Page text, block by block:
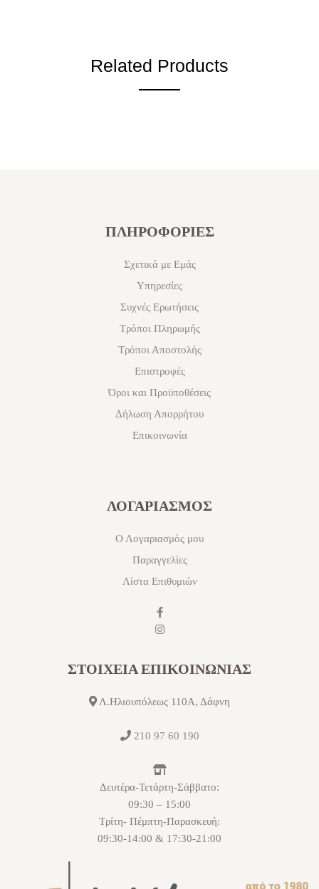
Related Products
ΠΛΗΡΟΦΟΡΙΕΣ
Σχετικά με Εμάς
Υπηρεσίες
Συχνές Ερωτήσεις
Τρόποι Πληρωμής
Τρόποι Αποστολής
Επιστροφές
Όροι και Προϋποθέσεις
Δήλωση Απορρήτου
Επικοινωνία
ΛΟΓΑΡΙΑΣΜΟΣ
Ο Λογαριασμός μου
Παραγγελίες
Λίστα Επιθυμιών
ΣΤΟΙΧΕΙΑ ΕΠΙΚΟΙΝΩΝΙΑΣ
Λ.Ηλιουπόλεως 110Α, Δάφνη
210 97 60 190
Δευτέρα-Τετάρτη-Σάββατο:
09:30 – 15:00
Τρίτη- Πέμπτη-Παρασκευή:
09:30-14:00 & 17:30-21:00